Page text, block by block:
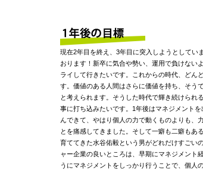
現在2年目を終え、3年目に突入しようとしてい
おります！新卒に気合や勢い、運用で負けない
ライして行きたいです。これからの時代、どん
す。価値のある人間はさらに価値を持ち、そう
と考えられます。そうした時代で輝き続けられ
事に打ち込みたいです。1年後はマネジメント
んできて、やはり個人の力で動くものよりも、
とを痛感してきました。そして一癖も二癖もあ
育ててきた水谷佑毅という男がどれだけすごい
ャー企業の良いところは、早期にマネジメント
うにマネジメントをしっかり行うことで、個人